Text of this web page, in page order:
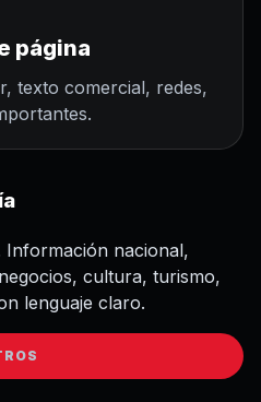
página
texto comercial, redes,
Información nacional,
cultura, turismo,
lenguaje claro.